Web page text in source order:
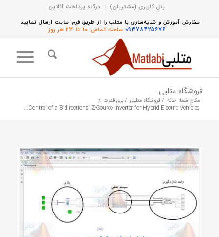
پنل کاربری (مشتریان)
درگاه پرداخت آنلاین
سفارش آموزش و شبیه‌سازی با متلب را از طریق فرم سایت ارسال نمایید.
09378425676 ساعت تماس: 10 تا 23 هر روز
فروشگاه متلبی
مکان شما: خانه /فروشگاه متلبی /برق قدرت /
Control of a Bidirectional Z-Source Inverter for Hybrid Electric Vehicles...